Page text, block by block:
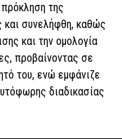
της
και συνελήφθη, καθώς
και την ομολογία
προβαίνοντας σε
του, ενώ εμφάνιζε
διαδικασίας